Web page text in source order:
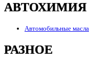
АВТОХИМИЯ
Автомобильные масла
РАЗНОЕ